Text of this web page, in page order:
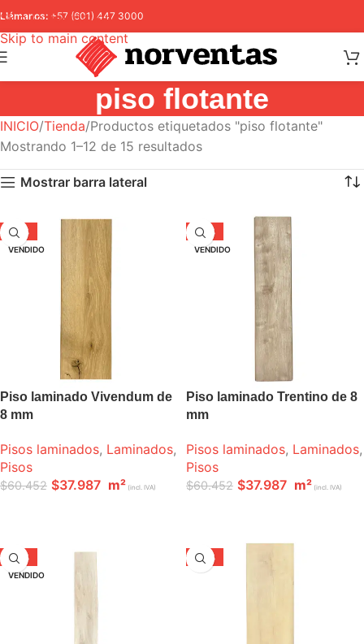
Skip to navigation
Skip to main content
Llámanos: +57 (601) 447 3000
piso flotante
INICIO Tienda Productos etiquetados "piso flotante"
Mostrando 1–12 de 15 resultados
Mostrar barra lateral
-37%
VENDIDO
Piso laminado Vivendum de
8 mm
Pisos laminados, Laminados,
Pisos
$60.452 $37.987 m² (incl. IVA)
-37%
VENDIDO
Piso laminado Trentino de 8
mm
Pisos laminados, Laminados,
Pisos
$60.452 $37.987 m² (incl. IVA)
-24%
VENDIDO
-24%